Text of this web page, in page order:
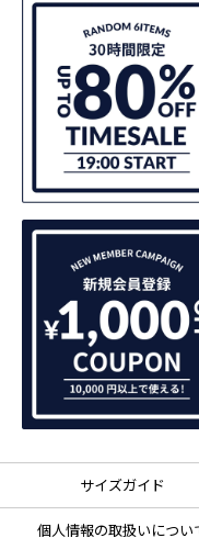
サイズガイド
個人情報の取扱いについ